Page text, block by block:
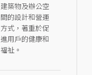
建築物及辦公空
間的設計和營運
方式，著重於促
進用戶的健康和
福祉。